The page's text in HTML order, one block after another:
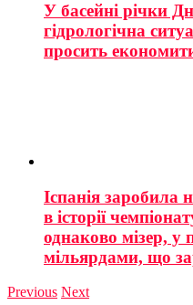
У басейні річки
гідрологічна
просить
Іспанія заробила
в історії
однаково мізер, у
мільярдами, що
Previous Next